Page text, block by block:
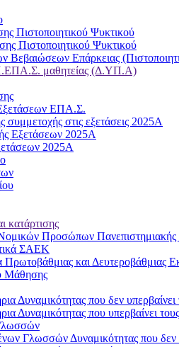
Πιστοποιητικού Ψυκτικού
Πιστοποιητικού Ψυκτικού
Βεβαιώσεων Επάρκειας
μαθητείας (Δ.ΥΠ.Α)
ΕΠΑ.Σ.
συμμετοχής στις εξετάσεις 2025Α
Εξετάσεων 2025A
2025Α
κατάρτισης
Προσώπων
ΣΑΕΚ
Πρωτοβάθμιας και Δευτεροβάθμιας
Μάθησης
Δυναμικότητας που δεν
Δυναμικότητας που υπερβαίνει
Γλωσσών Δυναμικότητας που δεν